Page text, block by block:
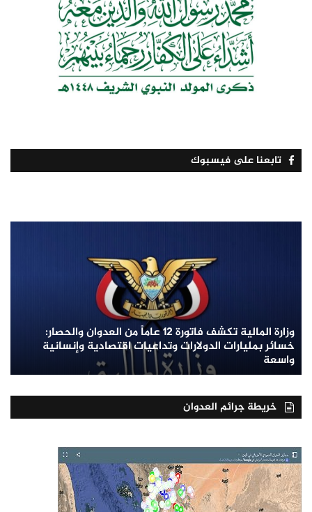
تابعنا على فيسبوك
وزارة المالية تكشف فاتورة 12 عاماً من العدوان والحصار:
خسائر بمليارات الدولارات وتداعيات اقتصادية وإنسانية
واسعة
خريطة جرائم العدوان